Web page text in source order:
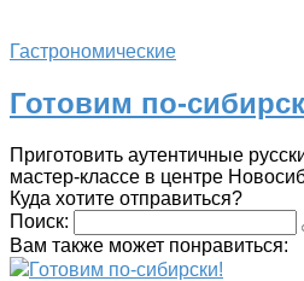
Гастрономические
Готовим по-
Приготовить аутентичные
мастер-классе в центре
Куда хотите отправиться?
Поиск:
Вам также может понравиться:
Готовим по-сибирски!